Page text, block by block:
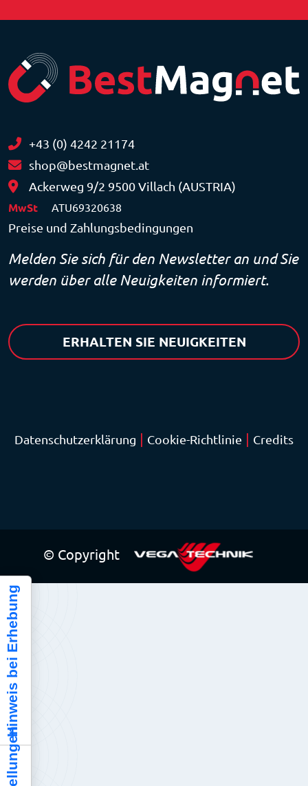
+43 (0) 4242 21174
shop@bestmagnet.at
Ackerweg 9/2 9500 Villach (AUSTRIA)
MwSt ATU69320638
Preise und Zahlungsbedingungen
Melden Sie sich für den Newsletter an und Sie
werden über alle Neuigkeiten informiert.
ERHALTEN SIE NEUIGKEITEN
Datenschutzerklärung Cookie-Richtlinie Credits
© Copyright
Hinweis bei Erhebung